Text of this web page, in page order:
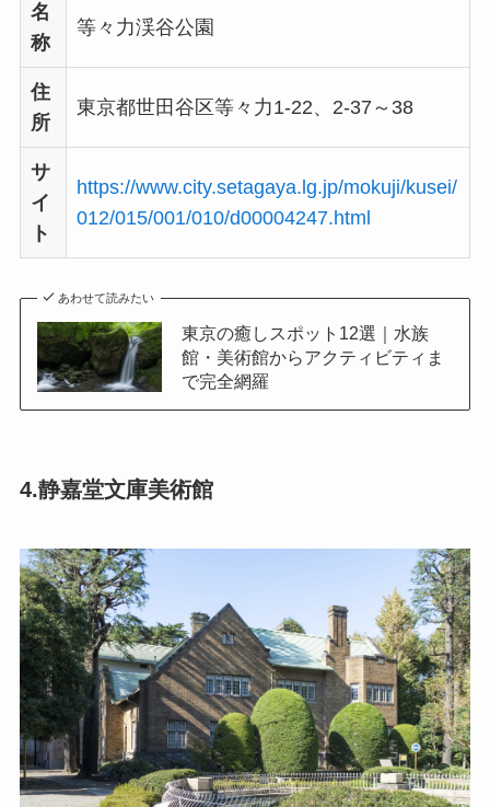
名
称
等々力渓谷公園
住
所
東京都世田谷区等々力1-22、2-37～38
サ
イ
ト
https://www.city.setagaya.lg.jp/mokuji/kusei/
012/015/001/010/d00004247.html
あわせて読みたい
東京の癒しスポット12選｜水族
館・美術館からアクティビティま
で完全網羅
4.静嘉堂文庫美術館